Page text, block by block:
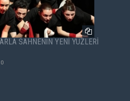
SAHNENİN YENİ YÜZLERİ
0